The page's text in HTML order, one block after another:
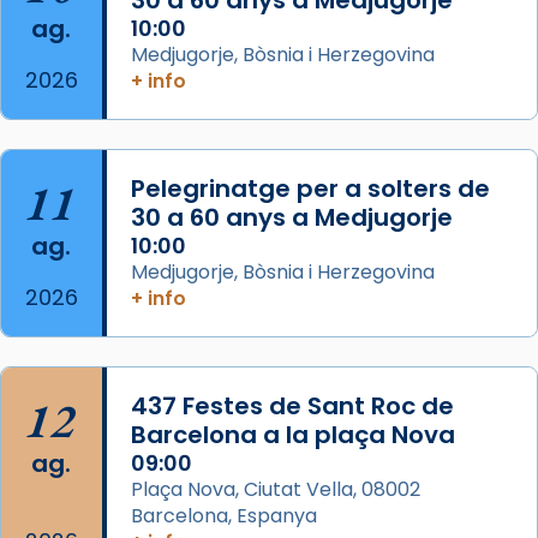
comitè organitzador de la visita apostòlica
del Sant Pare Lleó XIV a Barcelona, i als
col·laboradors, a la Catedral de Barcelona.
concelebrat el bisbe auxiliar de Barcelona,
Mons. David Abadías.
📸 Dr. G. Simón
Photo
View on Facebook · Share
Arquebisbat de Barcelona
2 weeks ago
Memòria de les santes Juliana i
Semproniana, verges i màrtirs.
ag.
2026
10:00
Medjugorje, Bòsnia i Herzegovina
+ info
11
ag.
2026
Pelegrinatge per a solters de
30 a 60 anys a Medjugorje
10:00
Medjugorje, Bòsnia i Herzegovina
+ info
12
ag.
437 Festes de Sant Roc de
Barcelona a la plaça Nova
09:00
Plaça Nova, Ciutat Vella, 08002
Barcelona, Espanya